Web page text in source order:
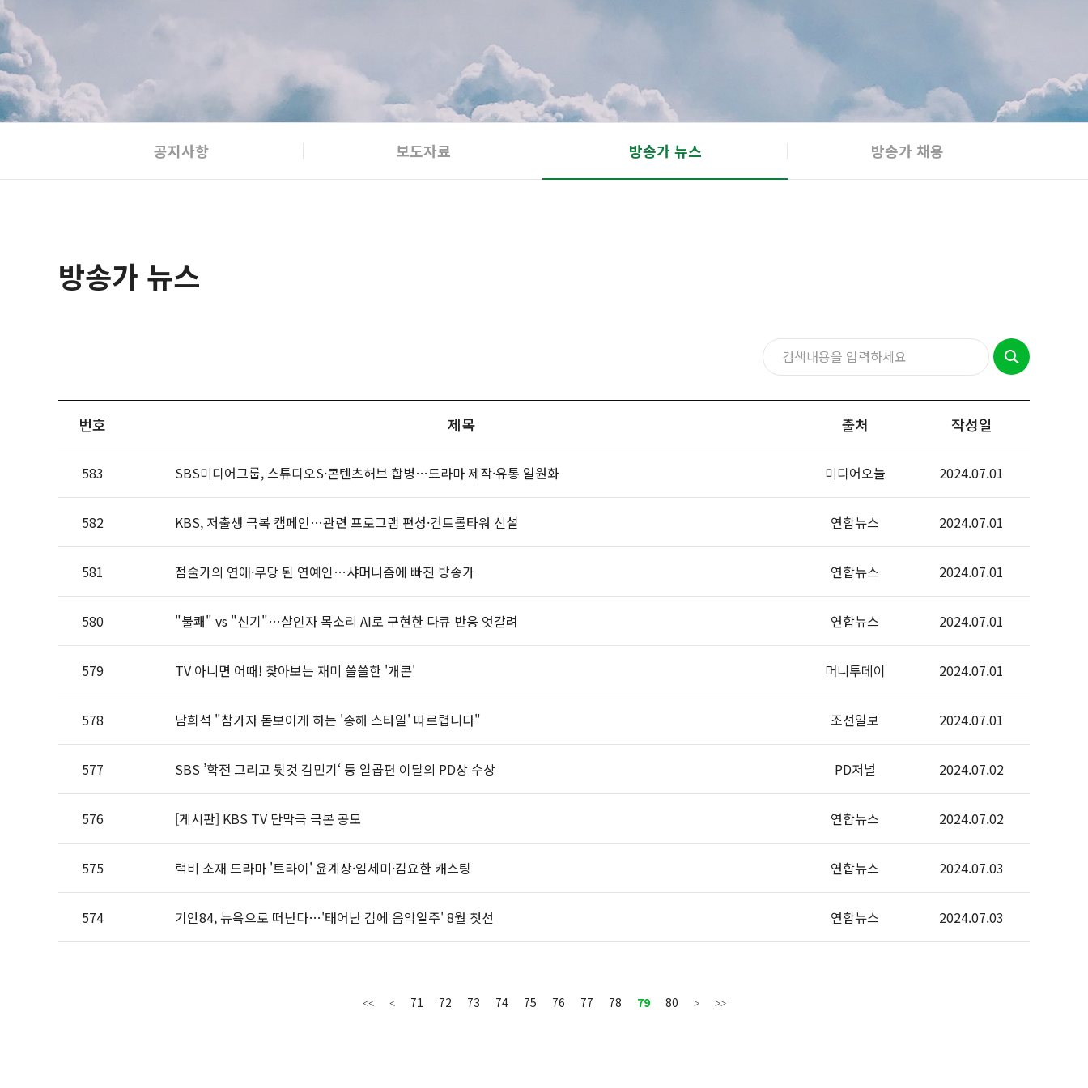
공지사항 보도자료 방송가 뉴스 방송가 채용
방송가 뉴스
번호 제목 출처 작성일
583 SBS미디어그룹, 스튜디오S·콘텐츠허브 합병…드라마 제작·유통 일원화 미디어오늘 2024.07.01
582 KBS, 저출생 극복 캠페인…관련 프로그램 편성·컨트롤타워 신설 연합뉴스 2024.07.01
581 점술가의 연애·무당 된 연예인…샤머니즘에 빠진 방송가 연합뉴스 2024.07.01
580 "불쾌" vs "신기"…살인자 목소리 AI로 구현한 다큐 반응 엇갈려 연합뉴스 2024.07.01
579 TV 아니면 어때! 찾아보는 재미 쏠쏠한 '개콘' 머니투데이 2024.07.01
578 남희석 "참가자 돋보이게 하는 '송해 스타일' 따르렵니다" 조선일보 2024.07.01
577 SBS ’학전 그리고 뒷것 김민기‘ 등 일곱편 이달의 PD상 수상 PD저널 2024.07.02
576 [게시판] KBS TV 단막극 극본 공모 연합뉴스 2024.07.02
575 럭비 소재 드라마 '트라이' 윤계상·임세미·김요한 캐스팅 연합뉴스 2024.07.03
574 기안84, 뉴욕으로 떠난다…'태어난 김에 음악일주' 8월 첫선 연합뉴스 2024.07.03
71 72 73 74 75 76 77 78 79 80